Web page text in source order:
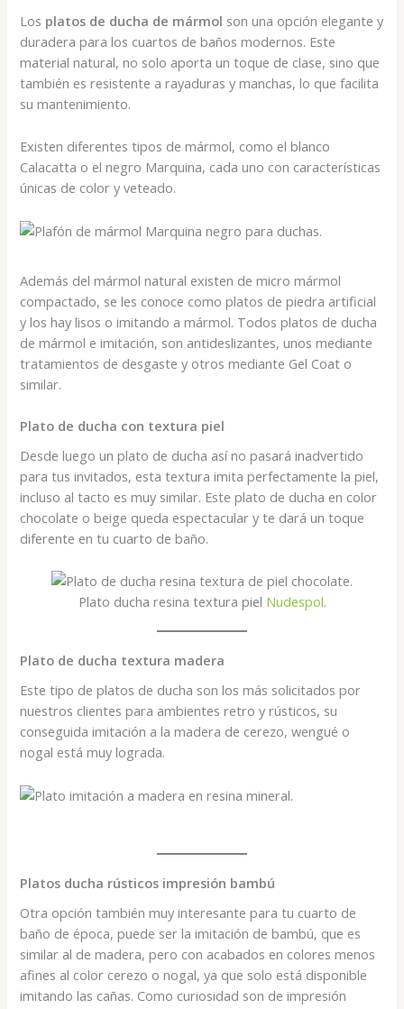
Los platos de ducha de mármol son una opción elegante y
duradera para los cuartos de baños modernos. Este
material natural, no solo aporta un toque de clase, sino que
también es resistente a rayaduras y manchas, lo que facilita
su mantenimiento.
Existen diferentes tipos de mármol, como el blanco
Calacatta o el negro Marquina, cada uno con características
únicas de color y veteado.
Además del mármol natural existen de micro mármol
compactado, se les conoce como platos de piedra artificial
y los hay lisos o imitando a mármol. Todos platos de ducha
de mármol e imitación, son antideslizantes, unos mediante
tratamientos de desgaste y otros mediante Gel Coat o
similar.
Plato de ducha con textura piel
Desde luego un plato de ducha así no pasará inadvertido
para tus invitados, esta textura imita perfectamente la piel,
incluso al tacto es muy similar. Este plato de ducha en color
chocolate o beige queda espectacular y te dará un toque
diferente en tu cuarto de baño.
Plato ducha resina textura piel Nudespol.
Plato de ducha textura madera
Este tipo de platos de ducha son los más solicitados por
nuestros clientes para ambientes retro y rústicos, su
conseguida imitación a la madera de cerezo, wengué o
nogal está muy lograda.
Platos ducha rústicos impresión bambú
Otra opción también muy interesante para tu cuarto de
baño de época, puede ser la imitación de bambú, que es
similar al de madera, pero con acabados en colores menos
afines al color cerezo o nogal, ya que solo está disponible
imitando las cañas. Como curiosidad son de impresión